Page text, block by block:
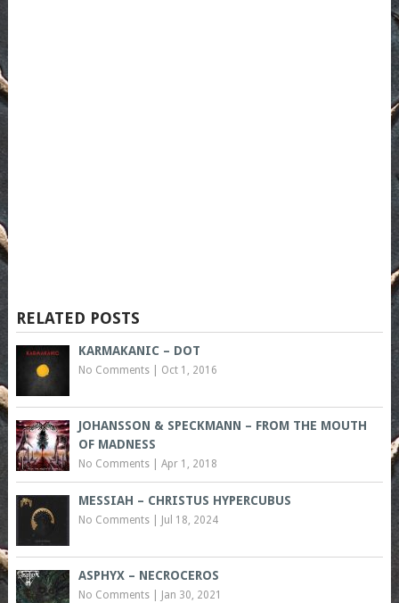
RELATED POSTS
KARMAKANIC – DOT
No Comments| Oct 1, 2016
JOHANSSON & SPECKMANN – FROM THE MOUTH
OF MADNESS
No Comments| Apr 1, 2018
MESSIAH – CHRISTUS HYPERCUBUS
No Comments| Jul 18, 2024
ASPHYX – NECROCEROS
No Comments| Jan 30, 2021